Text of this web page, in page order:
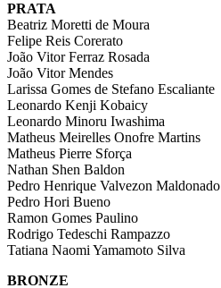
PRATA
Beatriz Moretti de Moura
Felipe Reis Corerato
João Vitor Ferraz Rosada
João Vitor Mendes
Larissa Gomes de Stefano Escaliante
Leonardo Kenji Kobaicy
Leonardo Minoru Iwashima
Matheus Meirelles Onofre Martins
Matheus Pierre Sforça
Nathan Shen Baldon
Pedro Henrique Valvezon Maldonado
Pedro Hori Bueno
Ramon Gomes Paulino
Rodrigo Tedeschi Rampazzo
Tatiana Naomi Yamamoto Silva
BRONZE